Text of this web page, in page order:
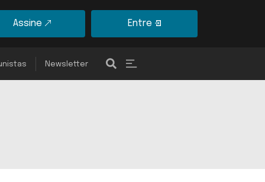
Assine Entre
Newsletter